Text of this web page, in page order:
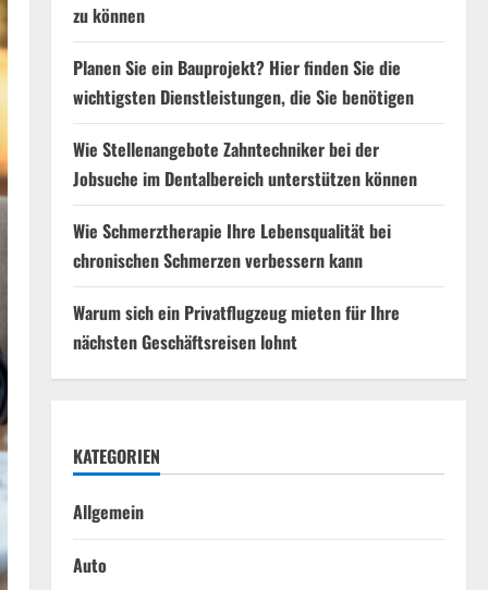
zu können
Planen Sie ein Bauprojekt? Hier finden Sie die
wichtigsten Dienstleistungen, die Sie benötigen
Wie Stellenangebote Zahntechniker bei der
Jobsuche im Dentalbereich unterstützen können
Wie Schmerztherapie Ihre Lebensqualität bei
chronischen Schmerzen verbessern kann
Warum sich ein Privatflugzeug mieten für Ihre
nächsten Geschäftsreisen lohnt
KATEGORIEN
Allgemein
Auto